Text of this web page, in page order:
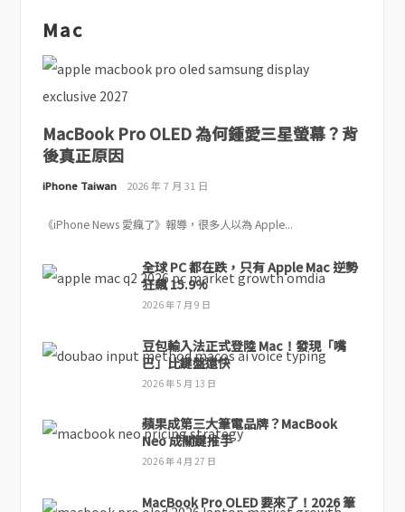
Mac
MacBook Pro OLED 為何鍾愛三星螢幕？背
後真正原因
iPhone Taiwan 2026 年 7 月 31 日
《iPhone News 愛瘋了》報導，很多人以為 Apple...
全球 PC 都在跌，只有 Apple Mac 逆勢
狂飆 15.9%
2026 年 7 月 9 日
豆包輸入法正式登陸 Mac！發現「嘴
巴」比鍵盤還快
2026 年 5 月 13 日
蘋果成第三大筆電品牌？MacBook
Neo 成關鍵推手
2026 年 4 月 27 日
MacBook Pro OLED 要來了！2026 筆